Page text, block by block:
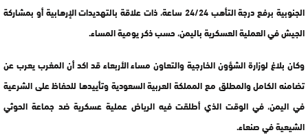
الجنوبية برفع درجة التأهب 24/24 ساعة، ذات علاقة بالتهديدات الإرهابية أو بمشاركة
الجيش في العملية العسكرية باليمن، حسب ذكر يومية المساء.
وكان بلاغ لوزارة الشؤون الخارجية والتعاون مساء الأربعاء قد اكد أن المغرب يعرب عن
تضامنه الكامل والمطلق مع المملكة العربية السعودية وتأييدها للحفاظ على الشرعية
في اليمن، في الوقت الذي أطلقت فيه الرياض عملية عسكرية ضد جماعة الحوثي
الشيعية في صنعاء.